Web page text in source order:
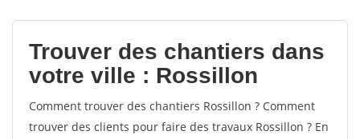
votes
Trouver des chantiers dans
votre ville : Rossillon
Comment trouver des chantiers Rossillon ? Comment
trouver des clients pour faire des travaux Rossillon ? En